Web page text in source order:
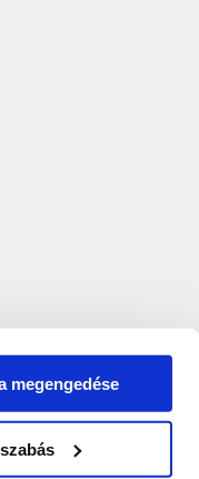
megengedése